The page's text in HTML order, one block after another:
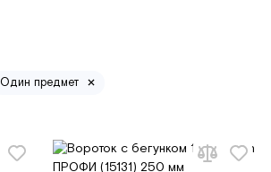
Один предмет